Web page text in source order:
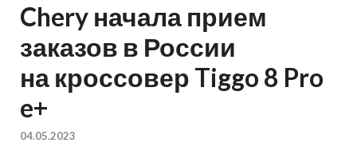
Chery начала прием
заказов в России
на кроссовер Tiggo 8 Pro
e+
04.05.2023